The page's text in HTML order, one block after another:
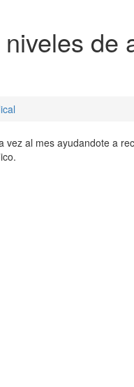
de
vez al mes ayudandote a